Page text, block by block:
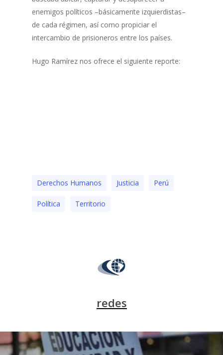
enemigos políticos –básicamente izquierdistas–
de cada régimen, así como propiciar el
intercambio de prisioneros entre los países.
Hugo Ramírez nos ofrece el siguiente reporte:
Derechos Humanos Justicia Perú
Polí­tica Territorio
redes